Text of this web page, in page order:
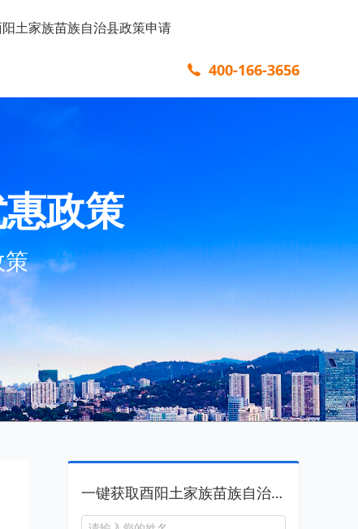
土家族苗族自治县政策申请
400-166-3656
政策
一键获取酉阳土家族苗族自治县政策资料